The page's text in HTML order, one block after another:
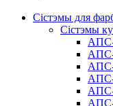
Сістэмы для
Сістэмы